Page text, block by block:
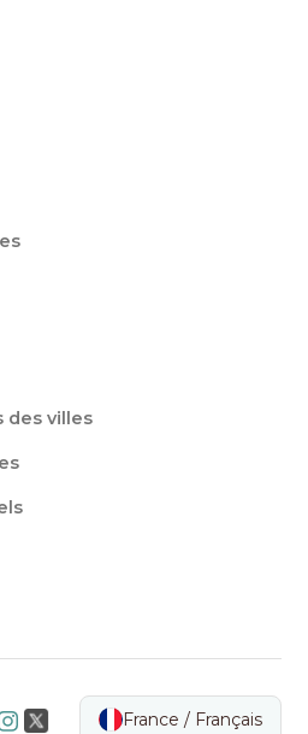
des villes
France / Français